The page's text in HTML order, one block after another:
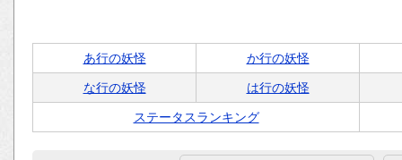
あ行の妖怪 か行の妖怪
な行の妖怪 は行の妖怪
ステータスランキング